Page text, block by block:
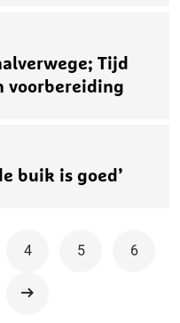
Tijd
voorbereiding
buik is goed’
4 5 6
Volgende